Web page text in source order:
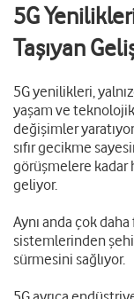
5G
Taşıyan
5G yenilikleri,
yaşam ve
değişimler
sıfır gecikme
görüşmelere kadar
geliyor.
Aynı anda çok
sistemlerinden
sürmesini sağlıyor.